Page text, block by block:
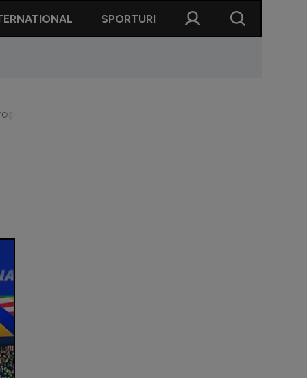
SPORTURI
hai să stăm acasă!” / ”Cum nu, cum nu!?”